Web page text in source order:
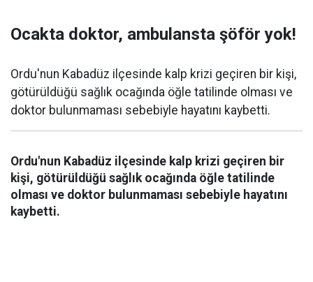
Ocakta doktor, ambulansta şöför yok!
Ordu'nun Kabadüz ilçesinde kalp krizi geçiren bir kişi,
götürüldüğü sağlık ocağında öğle tatilinde olması ve
doktor bulunmaması sebebiyle hayatını kaybetti.
Ordu'nun Kabadüz ilçesinde kalp krizi geçiren bir
kişi, götürüldüğü sağlık ocağında öğle tatilinde
olması ve doktor bulunmaması sebebiyle hayatını
kaybetti.